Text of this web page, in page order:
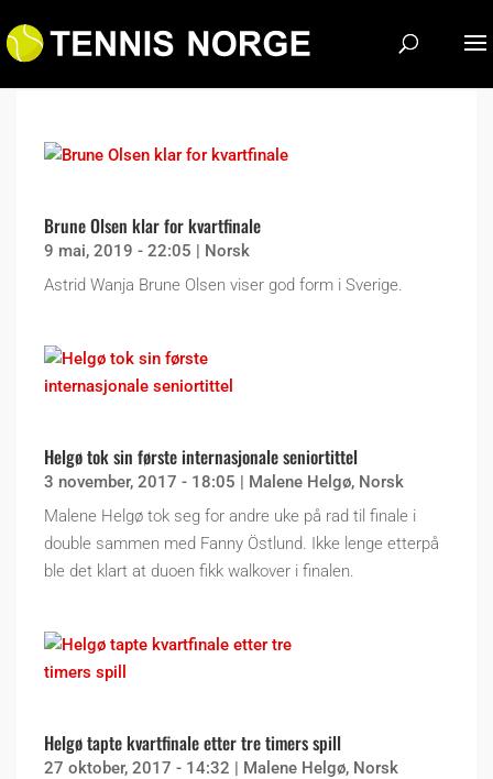
Brune Olsen klar for kvartfinale
9 mai, 2019 - 22:05 | Norsk
Astrid Wanja Brune Olsen viser god form i Sverige.
Helgø tok sin første internasjonale seniortittel
3 november, 2017 - 18:05 | Malene Helgø, Norsk
Malene Helgø tok seg for andre uke på rad til finale i
double sammen med Fanny Östlund. Ikke lenge etterpå
ble det klart at duoen fikk walkover i finalen.
Helgø tapte kvartfinale etter tre timers spill
27 oktober, 2017 - 14:32 | Malene Helgø, Norsk